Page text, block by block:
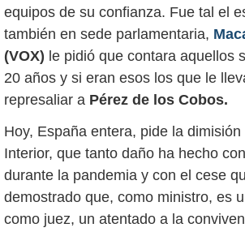
equipos de su confianza. Fue tal el
también en sede parlamentaria,
(VOX) le pidió que contara aquellos
20 años y si eran esos los que le
represaliar a Pérez de los Cobos.
Hoy, España entera, pide la
Interior, que tanto daño ha hecho
durante la pandemia y con el cese
demostrado que, como ministro, es
como juez, un atentado a la